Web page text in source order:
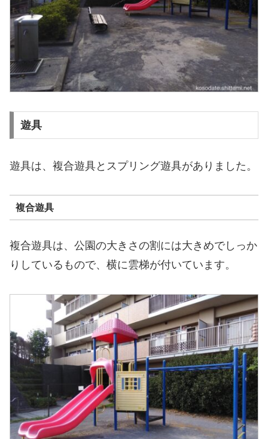
遊具
遊具は、複合遊具とスプリング遊具がありました。
複合遊具
複合遊具は、公園の大きさの割には大きめでしっか
りしているもので、横に雲梯が付いています。